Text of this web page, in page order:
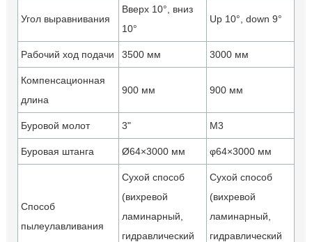
Угол выравнивания
Вверх 10°, вниз
10°
Up 10°, down 9°
Рабочий ход подачи 3500 мм 3000 мм
Компенсационная
длина
900 мм 900 мм
Буровой молот 3" M3
Буровая штанга Ø64×3000 мм φ64×3000 мм
Способ
пылеулавливания
Сухой способ
(вихревой
ламинарный,
гидравлический
Сухой способ
(вихревой
ламинарный,
гидравлический